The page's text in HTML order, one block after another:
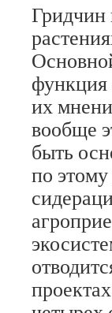
Гридчин
их
вообще
быть
по